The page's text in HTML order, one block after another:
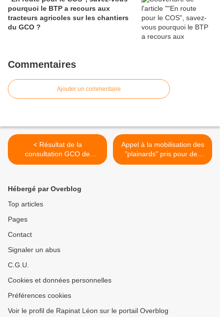
pourquoi le BTP a recours aux
tracteurs agricoles sur les chantiers
du GCO ?
Commentaires
Ajouter un commentaire
< Résultat de la
consultation GCO de
Vendenheim : NON à Vinci
Appel à la mobilisation des
"plainards" pris pour des
cochons payeurs sans
Hébergé par Overblog
Top articles
Pages
Contact
Signaler un abus
C.G.U.
Cookies et données personnelles
Préférences cookies
Voir le profil de Rapinat Léon sur le portail Overblog